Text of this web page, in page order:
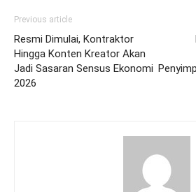
Previous article
Resmi Dimulai, Kontraktor
Hingga Konten Kreator Akan
Jadi Sasaran Sensus Ekonomi
2026